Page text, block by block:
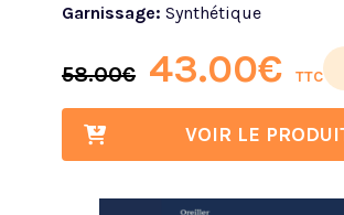
Garnissage: Synthétique
58.00€ 43.00€ TTC
VOIR LE